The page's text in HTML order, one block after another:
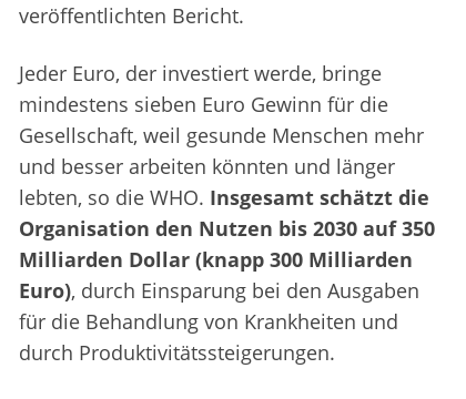
veröffentlichten Bericht.
Jeder Euro, der investiert werde, bringe
mindestens sieben Euro Gewinn für die
Gesellschaft, weil gesunde Menschen mehr
und besser arbeiten könnten und länger
lebten, so die WHO. Insgesamt schätzt die
Organisation den Nutzen bis 2030 auf 350
Milliarden Dollar (knapp 300 Milliarden
Euro), durch Einsparung bei den Ausgaben
für die Behandlung von Krankheiten und
durch Produktivitätssteigerungen.